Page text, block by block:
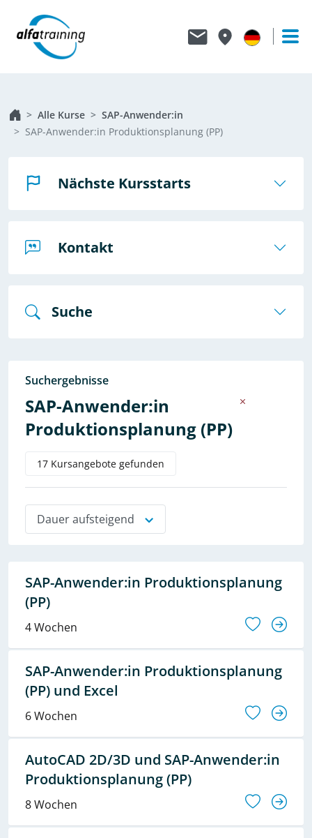
Alle Kurse
SAP-Anwender:in
SAP-Anwender:in Produktionsplanung (PP)
Nächste Kursstarts
Suche
Kontakt
Suchergebnisse
SAP-Anwender:in
Produktionsplanung (PP)
17 Kursangebote gefunden
Dauer aufsteigend
SAP-Anwender:in Produktionsplanung
(PP)
4 Wochen
SAP-Anwender:in Produktionsplanung
(PP) und Excel
6 Wochen
AutoCAD 2D/3D und SAP-Anwender:in
Produktionsplanung (PP)
8 Wochen